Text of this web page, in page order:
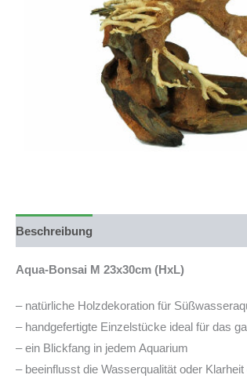
Beschreibung
Aqua-Bonsai M 23x30cm (HxL)
– natürliche Holzdekoration für
– handgefertigte Einzelstücke ideal für das
– ein Blickfang in jedem Aquarium
– beeinflusst die Wasserqualität oder